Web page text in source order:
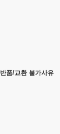
반품/교환 불가사유